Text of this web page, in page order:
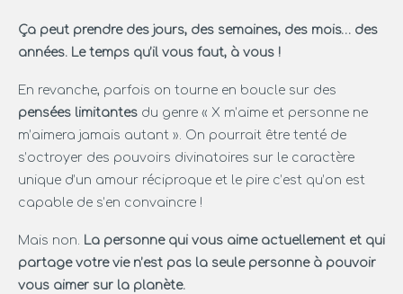
Ça peut prendre des jours, des semaines, des mois… des
années. Le temps qu’il vous faut, à vous !
En revanche, parfois on tourne en boucle sur des
pensées limitantes du genre « X m’aime et personne ne
m’aimera jamais autant ». On pourrait être tenté de
s’octroyer des pouvoirs divinatoires sur le caractère
unique d’un amour réciproque et le pire c’est qu’on est
capable de s’en convaincre !
Mais non. La personne qui vous aime actuellement et qui
partage votre vie n’est pas la seule personne à pouvoir
vous aimer sur la planète.